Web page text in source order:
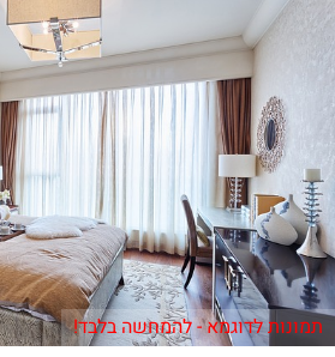
תמונות לדוגמא - להמחשה בלבד!